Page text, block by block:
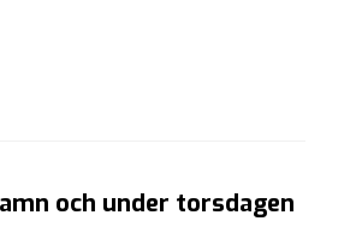
och under torsdagen